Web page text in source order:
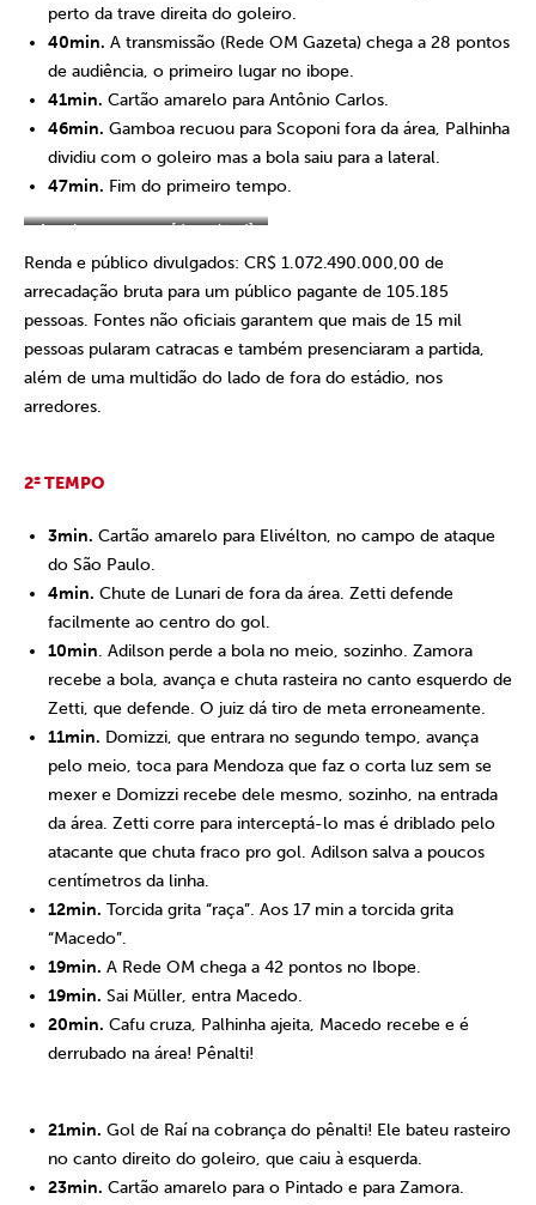
perto da trave direita do goleiro.
40min. A transmissão (Rede OM Gazeta) chega a 28 pontos
de audiência, o primeiro lugar no ibope.
41min. Cartão amarelo para Antônio Carlos.
46min. Gamboa recuou para Scoponi fora da área, Palhinha
dividiu com o goleiro mas a bola saiu para a lateral.
47min. Fim do primeiro tempo.
Arquivo em vetor: [download]
Renda e público divulgados: CR$ 1.072.490.000,00 de
arrecadação bruta para um público pagante de 105.185
pessoas. Fontes não oficiais garantem que mais de 15 mil
pessoas pularam catracas e também presenciaram a partida,
além de uma multidão do lado de fora do estádio, nos
arredores.
2º TEMPO
3min. Cartão amarelo para Elivélton, no campo de ataque
do São Paulo.
4min. Chute de Lunari de fora da área. Zetti defende
facilmente ao centro do gol.
10min. Adilson perde a bola no meio, sozinho. Zamora
recebe a bola, avança e chuta rasteira no canto esquerdo de
Zetti, que defende. O juiz dá tiro de meta erroneamente.
11min. Domizzi, que entrara no segundo tempo, avança
pelo meio, toca para Mendoza que faz o corta luz sem se
mexer e Domizzi recebe dele mesmo, sozinho, na entrada
da área. Zetti corre para interceptá-lo mas é driblado pelo
atacante que chuta fraco pro gol. Adilson salva a poucos
centímetros da linha.
12min. Torcida grita “raça”. Aos 17 min a torcida grita
“Macedo”.
19min. A Rede OM chega a 42 pontos no Ibope.
19min. Sai Müller, entra Macedo.
20min. Cafu cruza, Palhinha ajeita, Macedo recebe e é
derrubado na área! Pênalti!
21min. Gol de Raí na cobrança do pênalti! Ele bateu rasteiro
no canto direito do goleiro, que caiu à esquerda.
23min. Cartão amarelo para o Pintado e para Zamora.